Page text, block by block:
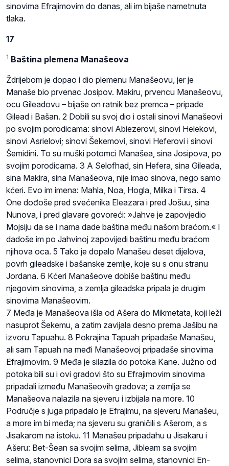
sinovima Efrajimovim do danas, ali im bijaše nametnuta
tlaka.
17
1 Baština plemena Manašeova
Ždrijebom je dopao i dio plemenu Manašeovu, jer je
Manaše bio prvenac Josipov. Makiru, prvencu Manašeovu,
ocu Gileadovu – bijaše on ratnik bez premca – pripade
Gilead i Bašan. 2 Dobili su svoj dio i ostali sinovi Manašeovi
po svojim porodicama: sinovi Abiezerovi, sinovi Helekovi,
sinovi Asrielovi; sinovi Šekemovi, sinovi Heferovi i sinovi
Šemidini. To su muški potomci Manašea, sina Josipova, po
svojim porodicama. 3 A Selofhad, sin Hefera, sina Gileada,
sina Makira, sina Manašeova, nije imao sinova, nego samo
kćeri. Evo im imena: Mahla, Noa, Hogla, Milka i Tirsa. 4
One dođoše pred svećenika Eleazara i pred Jošuu, sina
Nunova, i pred glavare govoreći: »Jahve je zapovjedio
Mojsiju da se i nama dade baština među našom braćom.« I
dadoše im po Jahvinoj zapovijedi baštinu među braćom
njihova oca. 5 Tako je dopalo Manašeu deset dijelova,
povrh gileadske i bašanske zemlje, koje su s onu stranu
Jordana. 6 Kćeri Manašeove dobiše baštinu među
njegovim sinovima, a zemlja gileadska pripala je drugim
sinovima Manašeovim.
7 Međa je Manašeova išla od Ašera do Mikmetata, koji leži
nasuprot Šekemu, a zatim zavijala desno prema Jašibu na
izvoru Tapuahu. 8 Pokrajina Tapuah pripadaše Manašeu,
ali sam Tapuah na međi Manašeovoj pripadaše sinovima
Efrajimovim. 9 Međa je silazila do potoka Kane. Južno od
potoka bili su i ovi gradovi što su Efrajimovim sinovima
pripadali između Manašeovih gradova; a zemlja se
Manašeova nalazila na sjeveru i izbijala na more. 10
Područje s juga pripadalo je Efrajimu, na sjeveru Manašeu,
a more im bi međa; na sjeveru su graničili s Ašerom, a s
Jisakarom na istoku. 11 Manašeu pripadahu u Jisakaru i
Ašeru: Bet-Šean sa svojim selima, Jibleam sa svojim
selima, stanovnici Dora sa svojim selima, stanovnici En-